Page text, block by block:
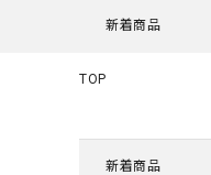
新着商品
TOP
新着商品